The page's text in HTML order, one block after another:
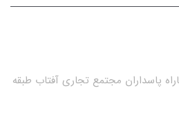
پاسداران مجتمع تجاری آفتاب طبقه